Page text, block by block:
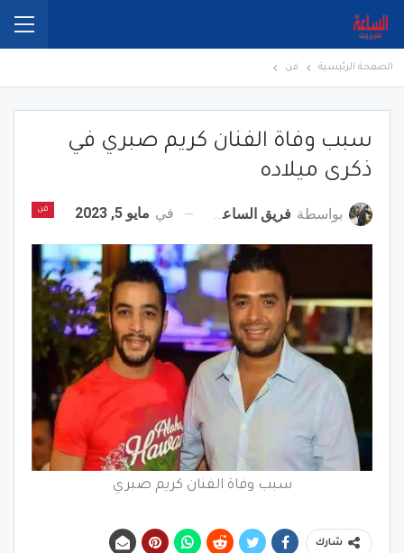
الصفحة الرئيسية فن
سبب وفاة الفنان كريم صبري في
ذكرى ميلاده
فن بواسطة فريق الساعة برس في مايو 5, 2023
سبب وفاة الفنان كريم صبري
شارك